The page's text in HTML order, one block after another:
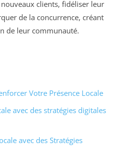
clients, fidéliser leur
de la concurrence, créant
de leur communauté.
Votre Présence Locale
avec des stratégies digitales
avec des Stratégies